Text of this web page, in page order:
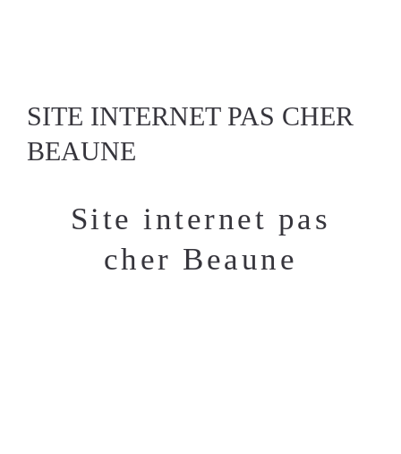
SITE INTERNET PAS CHER
BEAUNE
Site internet pas
cher Beaune